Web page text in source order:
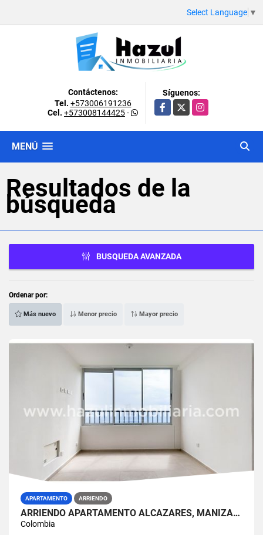
Select Language ▼
Contáctenos:
Tel. +573006191236
Cel. +573008144425-
Síguenos:
Facebook
X Instagram
MENÚ
Resultados de la
búsqueda
BUSQUEDA AVANZADA
Ordenar por:
Más nuevo Menor precio Mayor precio
APARTAMENTO ARRIENDO
ARRIENDO APARTAMENTO ALCÁZARES, MANIZALES
Colombia